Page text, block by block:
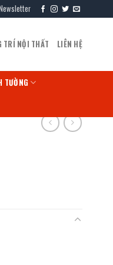
TRÍ NỘI THẤT LIÊN HỆ
TƯỜNG